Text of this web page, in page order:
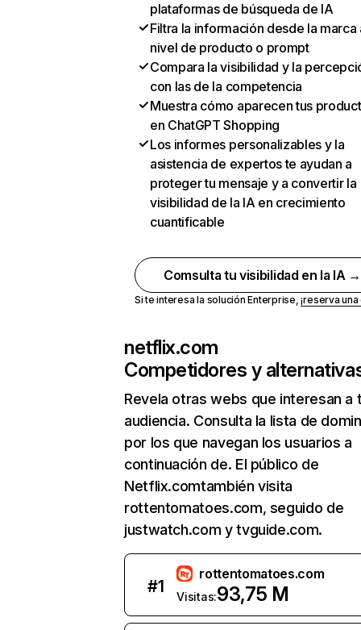
plataformas de búsqueda de IA
Filtra la información desde la marca
nivel de producto o prompt
Compara la visibilidad y la
con las de la competencia
Muestra cómo aparecen tus
en ChatGPT Shopping
Los informes personalizables y la
asistencia de expertos te ayudan a
proteger tu mensaje y a convertir la
visibilidad de la IA en crecimiento
cuantificable
Comsulta tu visibilidad en la IA →
Si te interesa la solución Enterprise,¡reserva
netflix.com
Competidores y
Revela otras webs que interesan a
audiencia. Consulta la lista de
por los que navegan los usuarios a
continuación de. El público de
Netflix.comtambién visita
rottentomatoes.com, seguido de
justwatch.com y tvguide.com.
#1
rottentomatoes.com
Visitas:93,75 M